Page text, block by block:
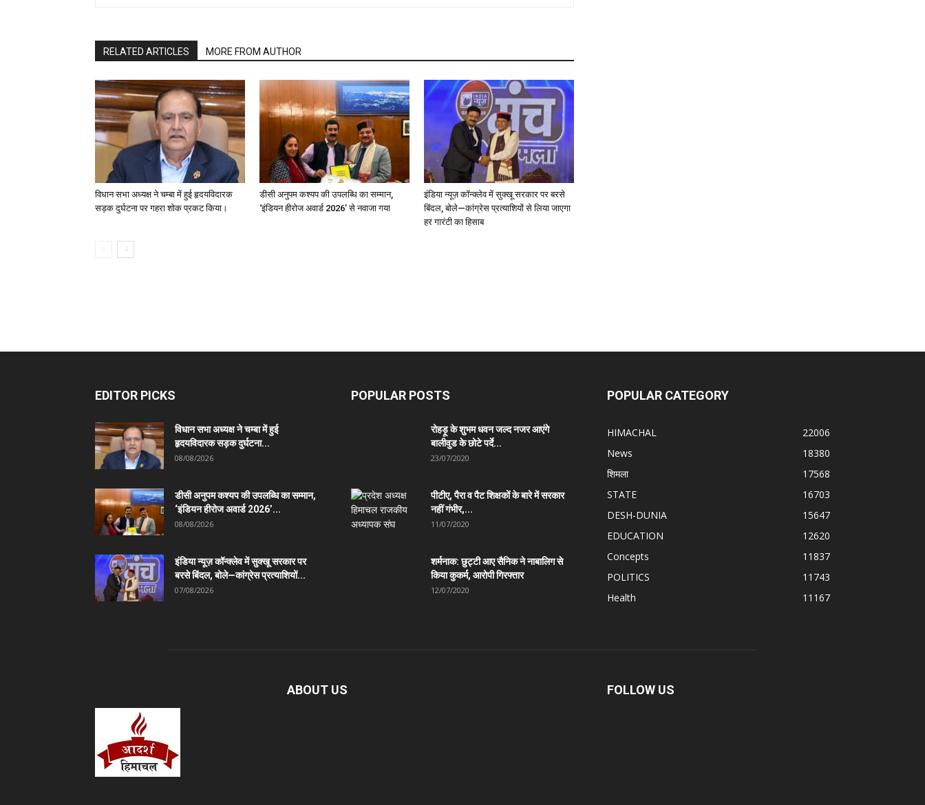
RELATED ARTICLES MORE FROM AUTHOR
विधान सभा अध्यक्ष ने चम्बा में हुई हृदयविदारक
सड़क दुर्घटना पर गहरा शोक प्रकट किया।
डीसी अनुपम कश्यप की उपलब्धि का सम्मान,
‘इंडियन हीरोज अवार्ड 2026’ से नवाजा गया
इंडिया न्यूज़ कॉन्क्लेव में सुक्खू सरकार पर बरसे
बिंदल, बोले—कांग्रेस प्रत्याशियों से लिया जाएगा
हर गारंटी का हिसाब
EDITOR PICKS
विधान सभा अध्यक्ष ने चम्बा में हुई
हृदयविदारक सड़क दुर्घटना...
08/08/2026
डीसी अनुपम कश्यप की उपलब्धि का सम्मान,
‘इंडियन हीरोज अवार्ड 2026’...
08/08/2026
इंडिया न्यूज़ कॉन्क्लेव में सुक्खू सरकार पर
बरसे बिंदल, बोले—कांग्रेस प्रत्याशियों...
07/08/2026
POPULAR POSTS
रोहड़ू के शुभम धवन जल्द नजर आएंगे
बालीवुड के छोटे पर्दे...
23/07/2020
पीटीए, पैरा व पैट शिक्षकों के बारे में सरकार
नहीं गंभीर,...
11/07/2020
शर्मनाक: छुट्टी आए सैनिक ने नाबालिग से
किया कुकर्म, आरोपी गिरफ्तार
12/07/2020
POPULAR CATEGORY
HIMACHAL
22006
News
18380
शिमला
17568
STATE
16703
DESH-DUNIA
15647
EDUCATION
12620
Concepts
11837
POLITICS
11743
Health
11167
ABOUT US FOLLOW US